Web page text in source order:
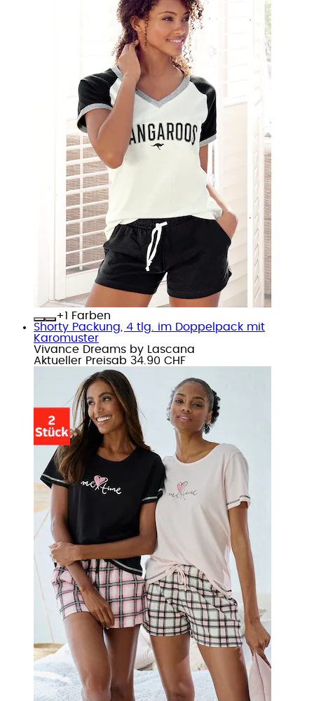
+
Farben
Shorty Packung, 4 tlg. im Doppelpack mit
Karomuster
Vivance Dreams by Lascana
Aktueller Preisab 34.90 CHF